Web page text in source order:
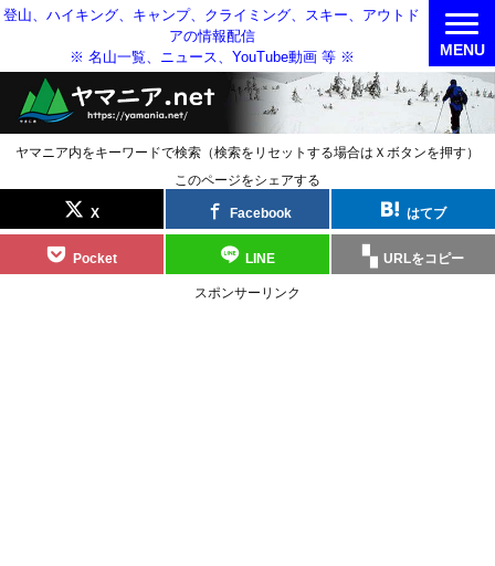
登山、ハイキング、キャンプ、クライミング、スキー、アウトド
アの情報配信
※ 名山一覧、ニュース、YouTube動画 等 ※
ヤマニア内をキーワードで検索（検索をリセットする場合はＸボタンを押す）
MENU
このページをシェアする
X Facebook はてブ
Pocket LINE URLをコピー
スポンサーリンク